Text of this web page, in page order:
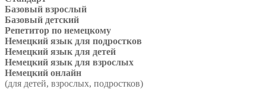
Базовый взрослый
Базовый детский
Репетитор по немецкому
Немецкий язык для подростков
Немецкий язык для детей
Немецкий язык для взрослых
Немецкий онлайн
(для детей, взрослых, подростков)